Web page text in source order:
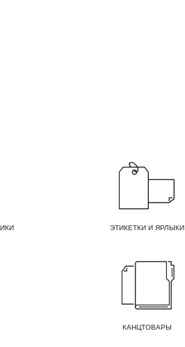
ЭТИКЕТКИ И ЯРЛЫКИ
КАНЦТОВАРЫ